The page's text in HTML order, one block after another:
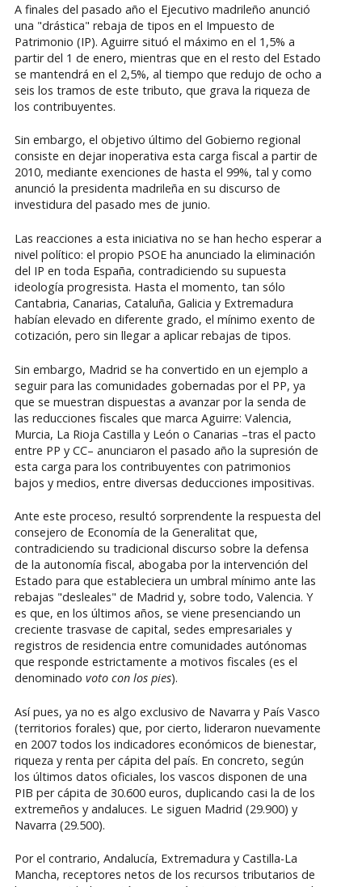
A finales del pasado año el Ejecutivo madrileño anunció
una "drástica" rebaja de tipos en el Impuesto de
Patrimonio (IP). Aguirre situó el máximo en el 1,5% a
partir del 1 de enero, mientras que en el resto del Estado
se mantendrá en el 2,5%, al tiempo que redujo de ocho a
seis los tramos de este tributo, que grava la riqueza de
los contribuyentes.
Sin embargo, el objetivo último del Gobierno regional
consiste en dejar inoperativa esta carga fiscal a partir de
2010, mediante exenciones de hasta el 99%, tal y como
anunció la presidenta madrileña en su discurso de
investidura del pasado mes de junio.
Las reacciones a esta iniciativa no se han hecho esperar a
nivel político: el propio PSOE ha anunciado la eliminación
del IP en toda España, contradiciendo su supuesta
ideología progresista. Hasta el momento, tan sólo
Cantabria, Canarias, Cataluña, Galicia y Extremadura
habían elevado en diferente grado, el mínimo exento de
cotización, pero sin llegar a aplicar rebajas de tipos.
Sin embargo, Madrid se ha convertido en un ejemplo a
seguir para las comunidades gobernadas por el PP, ya
que se muestran dispuestas a avanzar por la senda de
las reducciones fiscales que marca Aguirre: Valencia,
Murcia, La Rioja Castilla y León o Canarias –tras el pacto
entre PP y CC– anunciaron el pasado año la supresión de
esta carga para los contribuyentes con patrimonios
bajos y medios, entre diversas deducciones impositivas.
Ante este proceso, resultó sorprendente la respuesta del
consejero de Economía de la Generalitat que,
contradiciendo su tradicional discurso sobre la defensa
de la autonomía fiscal, abogaba por la intervención del
Estado para que estableciera un umbral mínimo ante las
rebajas "desleales" de Madrid y, sobre todo, Valencia. Y
es que, en los últimos años, se viene presenciando un
creciente trasvase de capital, sedes empresariales y
registros de residencia entre comunidades autónomas
que responde estrictamente a motivos fiscales (es el
denominado voto con los pies).
Así pues, ya no es algo exclusivo de Navarra y País Vasco
(territorios forales) que, por cierto, lideraron nuevamente
en 2007 todos los indicadores económicos de bienestar,
riqueza y renta per cápita del país. En concreto, según
los últimos datos oficiales, los vascos disponen de una
PIB per cápita de 30.600 euros, duplicando casi la de los
extremeños y andaluces. Le siguen Madrid (29.900) y
Navarra (29.500).
Por el contrario, Andalucía, Extremadura y Castilla-La
Mancha, receptores netos de los recursos tributarios de